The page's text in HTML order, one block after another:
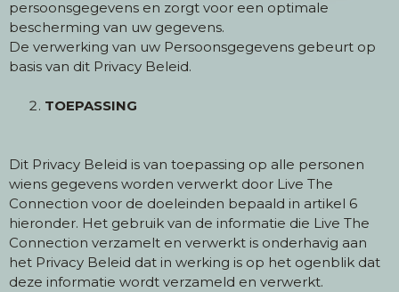
persoonsgegevens en zorgt voor een optimale
bescherming van uw gegevens.
De verwerking van uw Persoonsgegevens gebeurt op
basis van dit Privacy Beleid.
TOEPASSING
Dit Privacy Beleid is van toepassing op alle personen
wiens gegevens worden verwerkt door Live The
Connection voor de doeleinden bepaald in artikel 6
hieronder. Het gebruik van de informatie die Live The
Connection verzamelt en verwerkt is onderhavig aan
het Privacy Beleid dat in werking is op het ogenblik dat
deze informatie wordt verzameld en verwerkt.